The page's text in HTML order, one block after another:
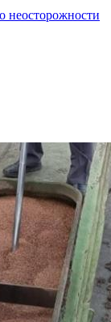
неосторожности